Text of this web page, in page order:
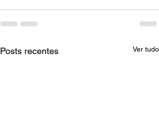
Posts recentes Ver tudo